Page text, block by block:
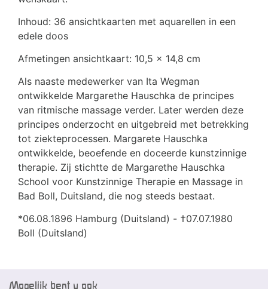
Inhoud: 36 ansichtkaarten met aquarellen in een
edele doos
Afmetingen ansichtkaart: 10,5 x 14,8 cm
Als naaste medewerker van Ita Wegman
ontwikkelde Margarethe Hauschka de principes
van ritmische massage verder. Later werden deze
principes onderzocht en uitgebreid met betrekking
tot ziekteprocessen. Margarete Hauschka
ontwikkelde, beoefende en doceerde kunstzinnige
therapie. Zij stichtte de Margarethe Hauschka
School voor Kunstzinnige Therapie en Massage in
Bad Boll, Duitsland, die nog steeds bestaat.
*06.08.1896 Hamburg (Duitsland) - †07.07.1980
Boll (Duitsland)
Mogelijk bent u ook